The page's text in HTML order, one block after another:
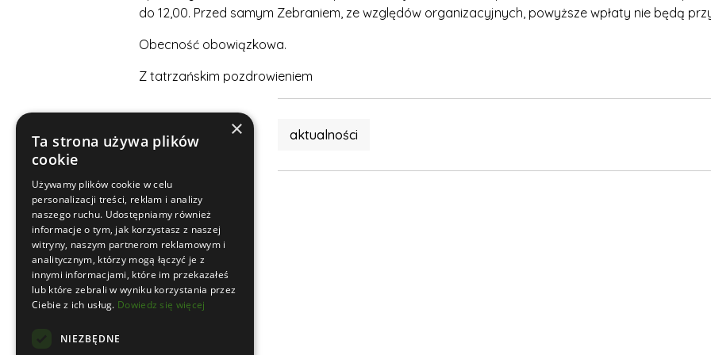
do 12,00. Przed samym Zebraniem, ze względów organizacyjnych, powyższe wpłaty nie będą
Obecność obowiązkowa.
Z tatrzańskim pozdrowieniem
aktualności
×
Ta strona używa plików
cookie
Używamy plików cookie w celu
personalizacji treści, reklam i analizy
naszego ruchu. Udostępniamy również
informacje o tym, jak korzystasz z naszej
witryny, naszym partnerom reklamowym i
analitycznym, którzy mogą łączyć je z
innymi informacjami, które im przekazałeś
lub które zebrali w wyniku korzystania przez
Ciebie z ich usług. Dowiedz się więcej
NIEZBĘDNE